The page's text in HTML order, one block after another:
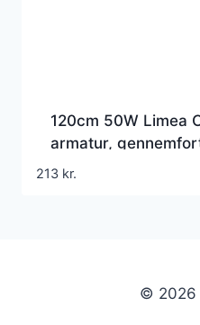
120cm 50W Limea
armatur,
IP65 vandtæt
213 kr.
© 2026